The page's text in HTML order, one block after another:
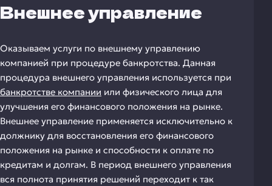
Внешнее управление
Оказываем услуги по внешнему управлению
компанией при процедуре банкротства. Данная
процедура внешнего управления используется при
банкротстве компании или физического лица для
улучшения его финансового положения на рынке.
Внешнее управление применяется исключительно к
должнику для восстановления его финансового
положения на рынке и способности к оплате по
кредитам и долгам. В период внешнего управления
вся полнота принятия решений переходит к так